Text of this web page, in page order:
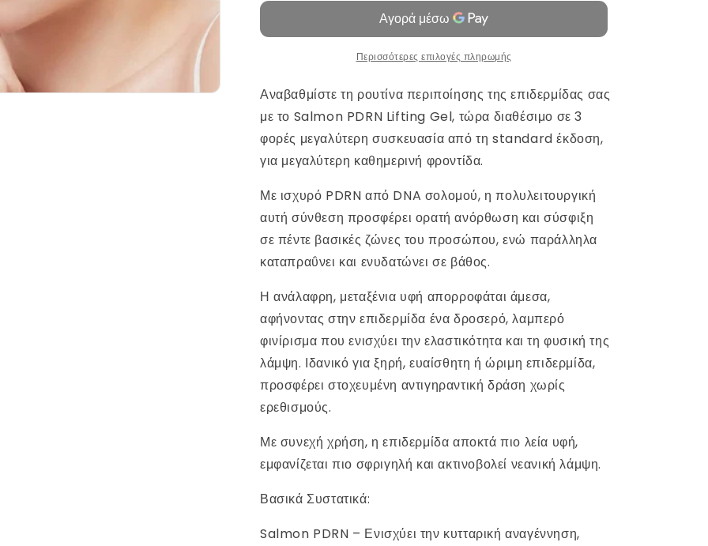
Medicube
Medicube
Περισσότερες επιλογές πληρωμής
Αναβαθμίστε τη ρουτίνα περιποίησης της επιδερμίδας σας
με το Salmon PDRN Lifting Gel, τώρα διαθέσιμο σε 3
φορές μεγαλύτερη συσκευασία από τη standard έκδοση,
για μεγαλύτερη καθημερινή φροντίδα.
Με ισχυρό PDRN από DNA σολομού, η πολυλειτουργική
αυτή σύνθεση προσφέρει ορατή ανόρθωση και σύσφιξη
σε πέντε βασικές ζώνες του προσώπου, ενώ παράλληλα
καταπραΰνει και ενυδατώνει σε βάθος.
Η ανάλαφρη, μεταξένια υφή απορροφάται άμεσα,
αφήνοντας στην επιδερμίδα ένα δροσερό, λαμπερό
φινίρισμα που ενισχύει την ελαστικότητα και τη φυσική της
λάμψη. Ιδανικό για ξηρή, ευαίσθητη ή ώριμη επιδερμίδα,
προσφέρει στοχευμένη αντιγηραντική δράση χωρίς
ερεθισμούς.
Με συνεχή χρήση, η επιδερμίδα αποκτά πιο λεία υφή,
εμφανίζεται πιο σφριγηλή και ακτινοβολεί νεανική λάμψη.
Βασικά Συστατικά:
Salmon PDRN – Ενισχύει την κυτταρική αναγέννηση,